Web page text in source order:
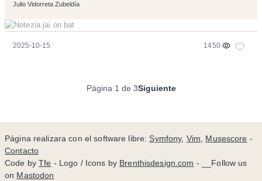
Julio Vidorreta Zubeldía
2025-10-15 1450
Página 1 de 3Siguiente
Página realizara con el software libre:Symfony, Vim, Musescore -
Contacto
Code byTfe - Logo / Icons by Brenthisdesign.com - __Follow us
on Mastodon